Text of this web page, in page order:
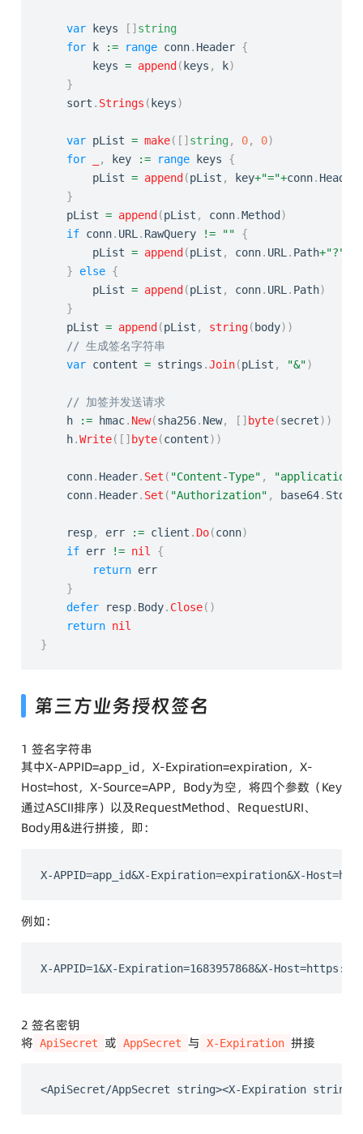
var keys [ ] string
for k := range conn. Header {
		keys
= append ( keys , k)
}
	sort
. Strings ( keys)
var pList = make( [ ] string, 0, 0)
for
, key := range keys {
		pList
= append (pList , key+"="+conn. Header
}
	pList
= append (pList , conn.Method )
if conn. URL . RawQuery != ""
{
		pList
= append (pList , conn. URL . Path+"?"
}
else {
		pList
= append (pList , conn. URL . Path)
}
	pList
= append (pList , string( body) )
// 生成签名字符串
var content = strings .Join(pList , "&")
// 加签并发送请求
	h
:= hmac. New(sha256. New, [ ] byte(secret) )
	h
.Write( [ ] byte(content) )
	conn
. Header. Set ( "Content-Type" ,
"application/
	conn
. Header. Set ( "Authorization" , base64.
	resp
, err := client . Do(conn)
if err != nil
{
return err
}
defer resp. Body. Close( )
return nil
}
第三方业务授权签名
1 签名字符串
其中X-APPID=app_id，X-Expiration=expiration，X-
Host=host，X-Source=APP，Body为空，将四个参数（Key
通过ASCII排序）以及RequestMethod、RequestURI、
Body用&进行拼接，即：
例如：
2 签名密钥
将 ApiSecret 或 AppSecret 与 X-Expiration 拼接